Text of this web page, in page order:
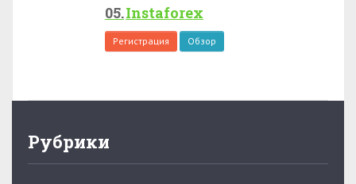
Instaforex
Регистрация Обзор
Рубрики